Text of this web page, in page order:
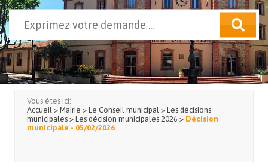
Formulaire de recherche
Vous êtes ici:
Accueil > Mairie > Le Conseil municipal > Les décisions
municipales > Les décision municipales 2026 > Décision
municipale - 05/02/2026